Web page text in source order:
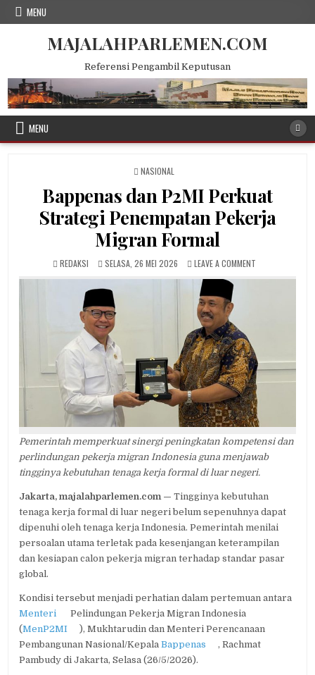
Skip
MENU
MAJALAHPARLEMEN.COM
Referensi Pengambil Keputusan
MENU
POSTED
NASIONAL
Bappenas dan P2MI Perkuat
Strategi Penempatan Pekerja
Migran Formal
AUTHOR:
REDAKSI
PUBLISHED
SELASA, 26 MEI 2026 LEAVE A COMMENTON
MIGRAN
FORMAL
Pemerintah memperkuat sinergi peningkatan kompetensi dan
perlindungan pekerja migran Indonesia guna menjawab
tingginya kebutuhan tenaga kerja formal di luar negeri.
Jakarta, majalahparlemen.com — Tingginya kebutuhan
tenaga kerja formal di luar negeri belum sepenuhnya dapat
dipenuhi oleh tenaga kerja Indonesia. Pemerintah menilai
persoalan utama terletak pada kesenjangan keterampilan
dan kesiapan calon pekerja migran terhadap standar pasar
global.
Kondisi tersebut menjadi perhatian dalam pertemuan antara
Menteri
Pelindungan Pekerja Migran Indonesia
(MenP2MI
), Mukhtarudin dan Menteri Perencanaan
Pembangunan Nasional/KepalaBappenas
, Rachmat
Pambudy di Jakarta, Selasa (26/5/2026).